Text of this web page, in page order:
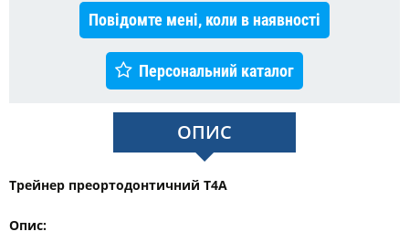
Повідомте мені, коли в наявності
Персональний каталог
ОПИС
Трейнер преортодонтичний Т4А
Oпис: